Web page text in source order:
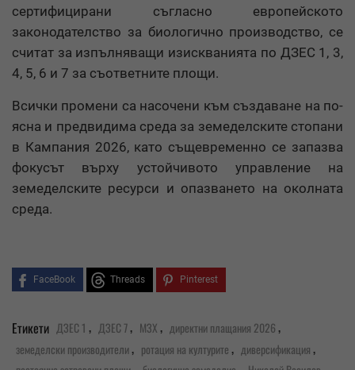
сертифицирани съгласно европейското
законодателство за биологично производство, се
считат за изпълняващи изискванията по ДЗЕС 1, 3,
4, 5, 6 и 7 за съответните площи.
Всички промени са насочени към създаване на по-
ясна и предвидима среда за земеделските стопани
в Кампания 2026, като същевременно се запазва
фокусът върху устойчивото управление на
земеделските ресурси и опазването на околната
среда.
FaceBook Threads Pinterest
Етикети ДЗЕС 1 , ДЗЕС 7, МЗХ, директни плащания 2026,
земеделски производители, ротация на културите, диверсификация,